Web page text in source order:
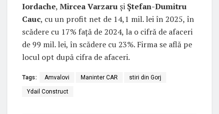
Iordache, MirceaVarzarușiȘtefan-Dumitru
Cauc, cu un profit net de 14,1 mil. lei în 2025, în
scădere cu 17% față de 2024, la o cifră de afaceri
de 99 mil. lei, în scădere cu 23%. Firma se află pe
locul opt după cifra de afaceri.
Tags: Amvalovi Maninter CAR stiri din Gorj
Ydail Construct